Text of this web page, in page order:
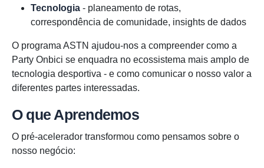
Tecnologia - planeamento de rotas,
correspondência de comunidade, insights de dados
O programa ASTN ajudou-nos a compreender como a
Party Onbici se enquadra no ecossistema mais amplo de
tecnologia desportiva - e como comunicar o nosso valor a
diferentes partes interessadas.
O que Aprendemos
O pré-acelerador transformou como pensamos sobre o
nosso negócio: